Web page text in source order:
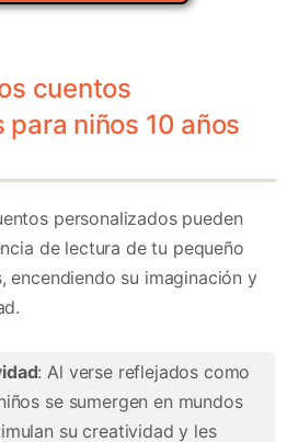
cuentos
niños 10 años
personalizados pueden
de lectura de tu pequeño
encendiendo su imaginación y
: Al verse reflejados como
se sumergen en mundos
su creatividad y les